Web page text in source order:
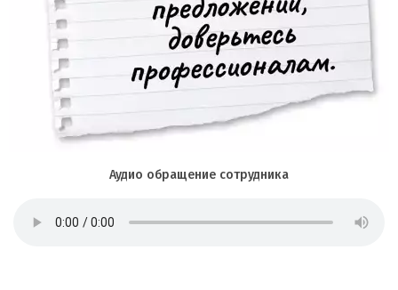
Аудио обращение сотрудника